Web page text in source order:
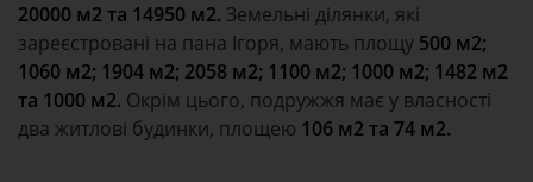
20000 м2 та 14950 м2. Земельні ділянки, які
зареєстровані на пана Ігоря, мають площу 500 м2;
1060 м2; 1904 м2; 2058 м2; 1100 м2; 1000 м2; 1482 м2
та 1000 м2. Окрім цього, подружжя має у власності
два житлові будинки, площею 106 м2 та 74 м2.